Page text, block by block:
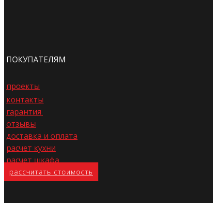
ПОКУПАТЕЛЯМ
проекты
контакты
гарантия
отзывы
доставка и оплата
расчет кухни
расчет шкафа
расс​читать стоимость